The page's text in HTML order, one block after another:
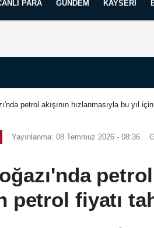
PARA GÜNDEM KAYSERI
petrol akışının hızlanmasıyla bu yıl
Yayınlanma: 08 Temmuz 2026 - 08:36
petrol
petrol fiyatı